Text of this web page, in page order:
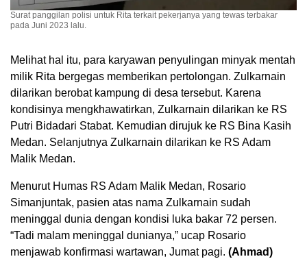
Surat panggilan polisi untuk Rita terkait pekerjanya yang tewas terbakar
pada Juni 2023 lalu.
Melihat hal itu, para karyawan penyulingan minyak mentah
milik Rita bergegas memberikan pertolongan. Zulkarnain
dilarikan berobat kampung di desa tersebut. Karena
kondisinya mengkhawatirkan, Zulkarnain dilarikan ke RS
Putri Bidadari Stabat. Kemudian dirujuk ke RS Bina Kasih
Medan. Selanjutnya Zulkarnain dilarikan ke RS Adam
Malik Medan.
Menurut Humas RS Adam Malik Medan, Rosario
Simanjuntak, pasien atas nama Zulkarnain sudah
meninggal dunia dengan kondisi luka bakar 72 persen.
“Tadi malam meninggal dunianya,” ucap Rosario
menjawab konfirmasi wartawan, Jumat pagi. (Ahmad)